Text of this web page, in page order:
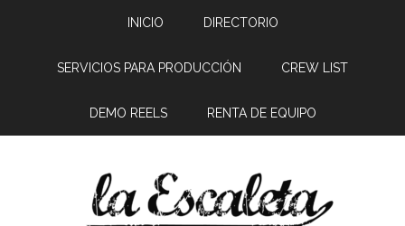
INICIO DIRECTORIO
SERVICIOS PARA PRODUCCIÓN CREW LIST
DEMO REELS RENTA DE EQUIPO